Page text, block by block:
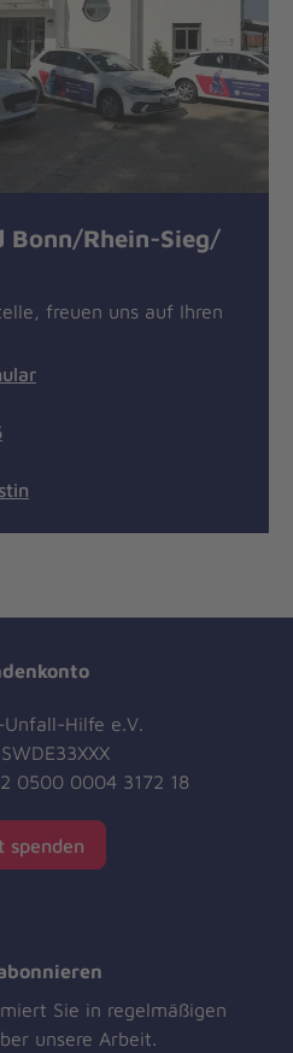
Bonn/Rhein-Sieg/
freuen uns auf Ihren
Unfall-Hilfe e.V.
0500 0004 3172 18
spenden
Sie in regelmäßigen
unsere Arbeit.